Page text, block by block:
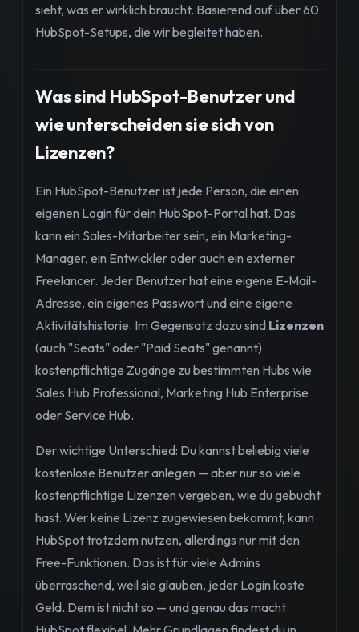
sieht, was er wirklich braucht. Basierend auf über 60
HubSpot-Setups, die wir begleitet haben.
Was sind HubSpot-Benutzer und
wie unterscheiden sie sich von
Lizenzen?
Ein HubSpot-Benutzer ist jede Person, die einen
eigenen Login für dein HubSpot-Portal hat. Das
kann ein Sales-Mitarbeiter sein, ein Marketing-
Manager, ein Entwickler oder auch ein externer
Freelancer. Jeder Benutzer hat eine eigene E-Mail-
Adresse, ein eigenes Passwort und eine eigene
Aktivitätshistorie. Im Gegensatz dazu sind Lizenzen
(auch "Seats" oder "Paid Seats" genannt)
kostenpflichtige Zugänge zu bestimmten Hubs wie
Sales Hub Professional, Marketing Hub Enterprise
oder Service Hub.
Der wichtige Unterschied: Du kannst beliebig viele
kostenlose Benutzer anlegen — aber nur so viele
kostenpflichtige Lizenzen vergeben, wie du gebucht
hast. Wer keine Lizenz zugewiesen bekommt, kann
HubSpot trotzdem nutzen, allerdings nur mit den
Free-Funktionen. Das ist für viele Admins
überraschend, weil sie glauben, jeder Login koste
Geld. Dem ist nicht so — und genau das macht